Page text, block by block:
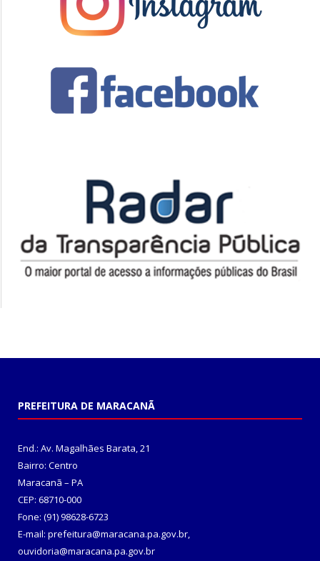
PREFEITURA DE MARACANÃ
End.: Av. Magalhães Barata, 21
Bairro: Centro
Maracanã – PA
CEP: 68710-000
Fone: (91) 98628-6723
E-mail: prefeitura@maracana.pa.gov.br,
ouvidoria@maracana.pa.gov.br